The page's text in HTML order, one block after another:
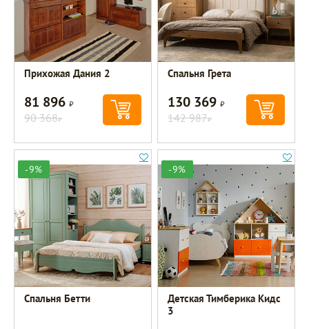
Прихожая Дания 2
81 896Р
90 368Р
Спальня Грета
130 369Р
142 987Р
-9%
Спальня Бетти
-9%
Детская Тимберика Кидс
3